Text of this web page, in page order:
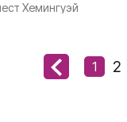
Хемингуэй
1 2